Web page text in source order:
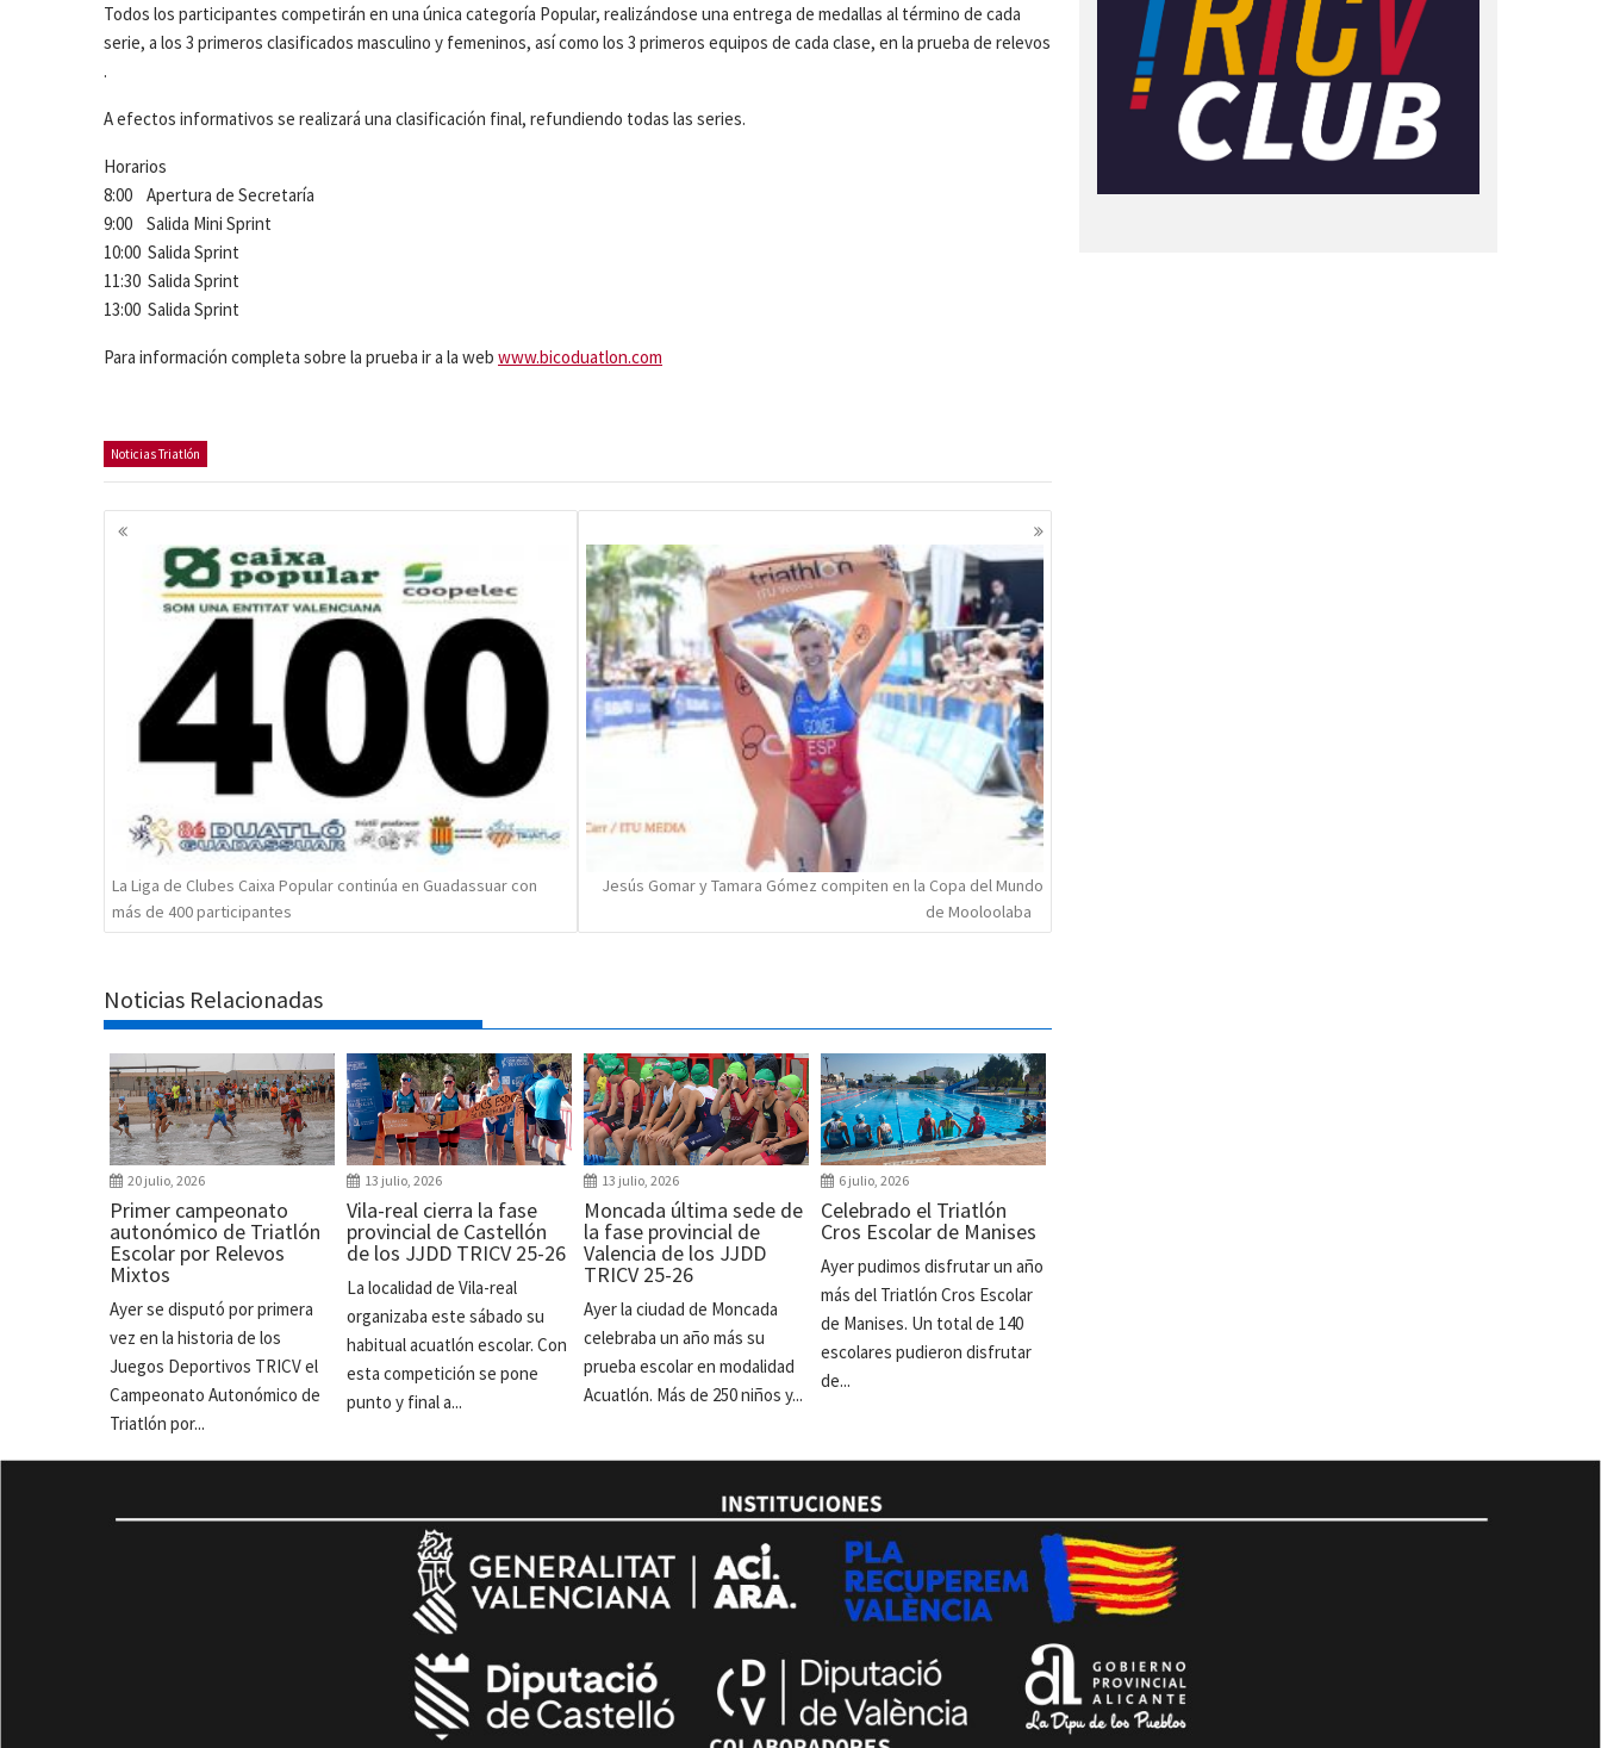
Todos los participantes competirán en una única categoría Popular, realizándose una entrega de medallas al término de cada
serie, a los 3 primeros clasificados masculino y femeninos, así como los 3 primeros equipos de cada clase, en la prueba de relevos
.
A efectos informativos se realizará una clasificación final, refundiendo todas las series.
Horarios
8:00 Apertura de Secretaría
9:00 Salida Mini Sprint
10:00 Salida Sprint
11:30 Salida Sprint
13:00 Salida Sprint
Para información completa sobre la prueba ir a la web www.bicoduatlon.com
Noticias Triatlón
Navegación
entradas
La Liga de Clubes Caixa Popular continúa en Guadassuar con
más de 400 participantes
Jesús Gomar y Tamara Gómez compiten en la Copa del Mundo
de Mooloolaba
Noticias Relacionadas
20 julio, 2026
Primer campeonato
autonómico de Triatlón
Escolar por Relevos
Mixtos
Ayer se disputó por primera
vez en la historia de los
Juegos Deportivos TRICV el
Campeonato Autonómico de
Triatlón por...
13 julio, 2026
Vila-real cierra la fase
provincial de Castellón
de los JJDD TRICV 25-26
La localidad de Vila-real
organizaba este sábado su
habitual acuatlón escolar. Con
esta competición se pone
punto y final a...
13 julio, 2026
Moncada última sede de
la fase provincial de
Valencia de los JJDD
TRICV 25-26
Ayer la ciudad de Moncada
celebraba un año más su
prueba escolar en modalidad
Acuatlón. Más de 250 niños y...
6 julio, 2026
Celebrado el Triatlón
Cros Escolar de Manises
Ayer pudimos disfrutar un año
más del Triatlón Cros Escolar
de Manises. Un total de 140
escolares pudieron disfrutar
de...